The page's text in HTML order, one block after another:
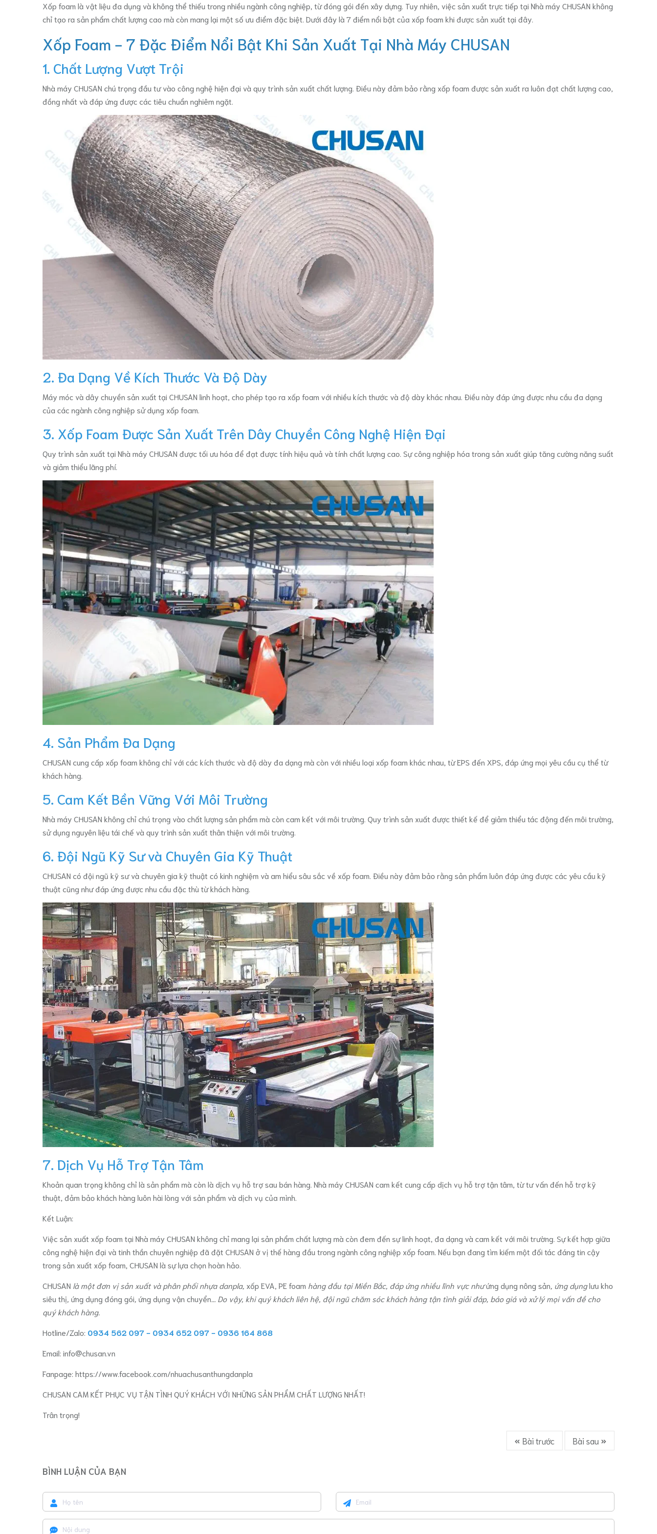
Xốp foam là vật liệu đa dụng và không thể thiếu trong nhiều ngành công nghiệp, từ đóng gói đến xây dựng. Tuy nhiên, việc sản xuất trực tiếp tại Nhà máy CHUSAN không
chỉ tạo ra sản phẩm chất lượng cao mà còn mang lại một số ưu điểm đặc biệt. Dưới đây là 7 điểm nổi bật của xốp foam khi được sản xuất tại đây.
Xốp Foam - 7 Đặc Điểm Nổi Bật Khi Sản Xuất Tại Nhà Máy CHUSAN
1. Chất Lượng Vượt Trội
Nhà máy CHUSAN chú trọng đầu tư vào công nghệ hiện đại và quy trình sản xuất chất lượng. Điều này đảm bảo rằng xốp foam được sản xuất ra luôn đạt chất lượng cao,
đồng nhất và đáp ứng được các tiêu chuẩn nghiêm ngặt.
2. Đa Dạng Về Kích Thước Và Độ Dày
Máy móc và dây chuyền sản xuất tại CHUSAN linh hoạt, cho phép tạo ra xốp foam với nhiều kích thước và độ dày khác nhau. Điều này đáp ứng được nhu cầu đa dạng
của các ngành công nghiệp sử dụng xốp foam.
3. Xốp Foam Được Sản Xuất Trên Dây Chuyền Công Nghệ Hiện Đại
Quy trình sản xuất tại Nhà máy CHUSAN được tối ưu hóa để đạt được tính hiệu quả và tính chất lượng cao. Sự công nghiệp hóa trong sản xuất giúp tăng cường năng suất
và giảm thiểu lãng phí.
4. Sản Phẩm Đa Dạng
CHUSAN cung cấp xốp foam không chỉ với các kích thước và độ dày đa dạng mà còn với nhiều loại xốp foam khác nhau, từ EPS đến XPS, đáp ứng mọi yêu cầu cụ thể từ
khách hàng.
5. Cam Kết Bền Vững Với Môi Trường
Nhà máy CHUSAN không chỉ chú trọng vào chất lượng sản phẩm mà còn cam kết với môi trường. Quy trình sản xuất được thiết kế để giảm thiểu tác động đến môi trường,
sử dụng nguyên liệu tái chế và quy trình sản xuất thân thiện với môi trường.
6. Đội Ngũ Kỹ Sư và Chuyên Gia Kỹ Thuật
CHUSAN có đội ngũ kỹ sư và chuyên gia kỹ thuật có kinh nghiệm và am hiểu sâu sắc về xốp foam. Điều này đảm bảo rằng sản phẩm luôn đáp ứng được các yêu cầu kỹ
thuật cũng như đáp ứng được nhu cầu đặc thù từ khách hàng.
7. Dịch Vụ Hỗ Trợ Tận Tâm
Khoản quan trọng không chỉ là sản phẩm mà còn là dịch vụ hỗ trợ sau bán hàng. Nhà máy CHUSAN cam kết cung cấp dịch vụ hỗ trợ tận tâm, từ tư vấn đến hỗ trợ kỹ
thuật, đảm bảo khách hàng luôn hài lòng với sản phẩm và dịch vụ của mình.
Kết Luận:
Việc sản xuất xốp foam tại Nhà máy CHUSAN không chỉ mang lại sản phẩm chất lượng mà còn đem đến sự linh hoạt, đa dạng và cam kết với môi trường. Sự kết hợp giữa
công nghệ hiện đại và tinh thần chuyên nghiệp đã đặt CHUSAN ở vị thế hàng đầu trong ngành công nghiệp xốp foam. Nếu bạn đang tìm kiếm một đối tác đáng tin cậy
trong sản xuất xốp foam, CHUSAN là sự lựa chọn hoàn hảo.
CHUSAN là một đơn vị sản xuất và phân phối nhựa danpla, xốp EVA, PE foam hàng đầu tại Miền Bắc, đáp ứng nhiều lĩnh vực nhưứng dụng nông sản , ứng dụnglưu kho
siêu thị ứng dụng đóng gói ứng dụng vận chuyển ... Do vậy, khi quý khách liên hệ, đội ngũ chăm sóc khách hàng tận tình giải đáp, báo giá và xử lý mọi vấn đề cho
quý khách hàng.
Hotline/Zalo: 0934 562 097 - 0934 652 097 - 0936 164 868
Email: info@chusan.vn
Fanpage: https://www.facebook.com/nhuachusanthungdanpla
CHUSAN CAM KẾT PHỤC VỤ TẬN TÌNH QUÝ KHÁCH VỚI NHỮNG SẢN PHẨM CHẤT LƯỢNG NHẤT!
Trân trọng!
Bài trước Bài sau
BÌNH LUẬN CỦA BẠN